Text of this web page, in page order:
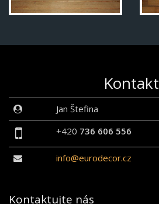
Kontakt
Jan Štefina
+420 736 606 556
info@eurodecor.cz
Kontaktujte nás